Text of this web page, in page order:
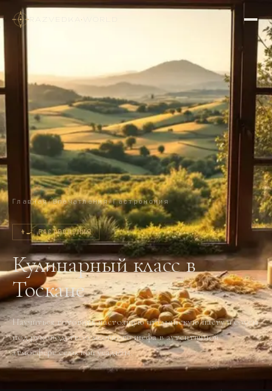
·
Главная/Впечатления/Гастрономия
👨‍🍳ГАСТРОНОМИЯ
Кулинарный класс в
Тоскане
Научиться готовить настоящую итальянскую пасту и соусы
под руководством местного шефа в аутентичной
атмосфере сельской усадьбы.